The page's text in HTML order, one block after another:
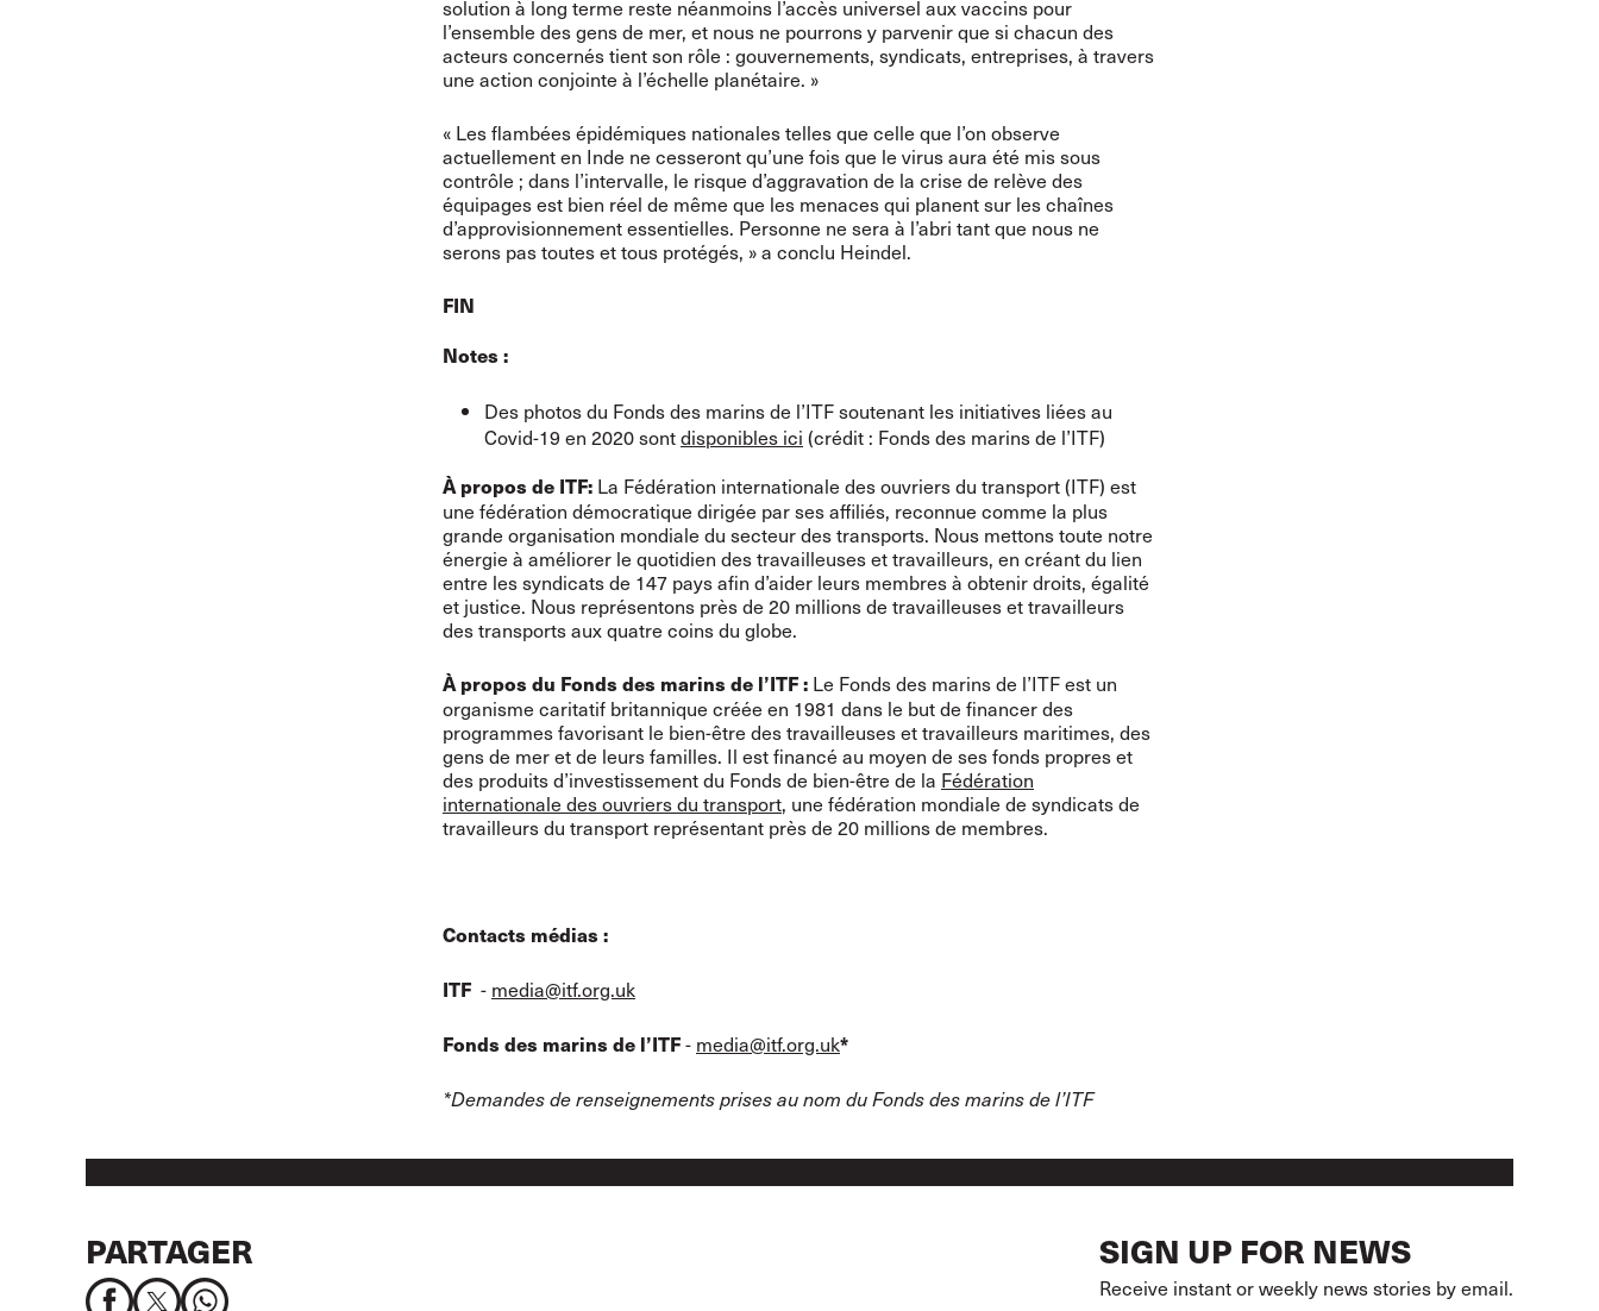
solution à long terme reste néanmoins l’accès universel aux vaccins pour
l’ensemble des gens de mer, et nous ne pourrons y parvenir que si chacun des
acteurs concernés tient son rôle : gouvernements, syndicats, entreprises, à travers
une action conjointe à l’échelle planétaire. »
« Les flambées épidémiques nationales telles que celle que l’on observe
actuellement en Inde ne cesseront qu’une fois que le virus aura été mis sous
contrôle ; dans l’intervalle, le risque d’aggravation de la crise de relève des
équipages est bien réel de même que les menaces qui planent sur les chaînes
d’approvisionnement essentielles. Personne ne sera à l’abri tant que nous ne
serons pas toutes et tous protégés, » a conclu Heindel.
FIN
Notes :
Des photos du Fonds des marins de l’ITF soutenant les initiatives liées au
Covid-19 en 2020 sontdisponibles ici (crédit : Fonds des marins de l’ITF)
À propos de ITF: La Fédération internationale des ouvriers du transport (ITF) est
une fédération démocratique dirigée par ses affiliés, reconnue comme la plus
grande organisation mondiale du secteur des transports. Nous mettons toute notre
énergie à améliorer le quotidien des travailleuses et travailleurs, en créant du lien
entre les syndicats de 147 pays afin d’aider leurs membres à obtenir droits, égalité
et justice. Nous représentons près de 20 millions de travailleuses et travailleurs
des transports aux quatre coins du globe.
À propos du Fonds des marins de l’ITF : Le Fonds des marins de l’ITF est un
organisme caritatif britannique créée en 1981 dans le but de financer des
programmes favorisant le bien-être des travailleuses et travailleurs maritimes, des
gens de mer et de leurs familles. Il est financé au moyen de ses fonds propres et
des produits d’investissement du Fonds de bien-être de la Fédération
internationale des ouvriers du transport, une fédération mondiale de syndicats de
travailleurs du transport représentant près de 20 millions de membres.
Contacts médias :
ITF - media@itf.org.uk
Fonds des marins de l’ITF- media@itf.org.uk*
*Demandes de renseignements prises au nom du Fonds des marins de l’ITF
PARTAGER SIGN UP FOR NEWS
Receive instant or weekly news stories by email.